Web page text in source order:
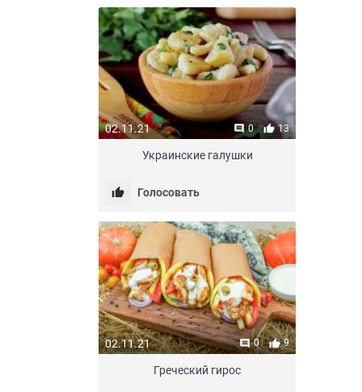
02.11.21 0 13
Украинские галушки
Голосовать
02.11.21 0 9
Греческий гирос